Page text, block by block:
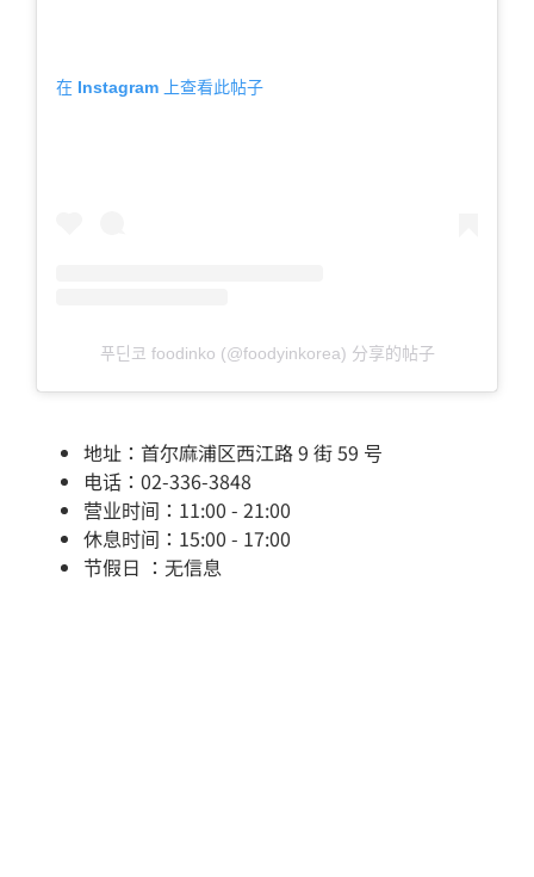
在 Instagram 上查看此帖子
푸딘코 foodinko (@foodyinkorea) 分享的帖子
地址：首尔麻浦区西江路 9 街 59 号
电话：02-336-3848
营业时间：11:00 - 21:00
休息时间：15:00 - 17:00
节假日 ：无信息